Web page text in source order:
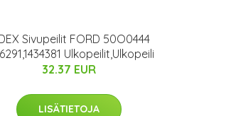
Sivupeilit FORD 50O0444
Ulkopeilit,Ulkopeili
32.37 EUR
LISÄTIETOJA